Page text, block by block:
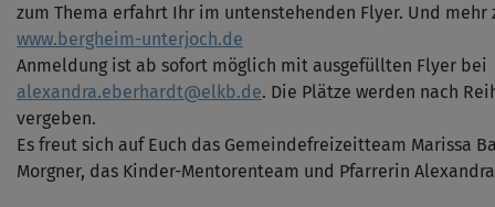
zum Thema erfahrt Ihr im untenstehenden Flyer. Und mehr
www.bergheim-unterjoch.de
Anmeldung ist ab sofort möglich mit ausgefüllten Flyer bei
alexandra.eberhardt@elkb.de. Die Plätze werden nach
vergeben.
Es freut sich auf Euch das Gemeindefreizeitteam Marissa
Morgner, das Kinder-Mentorenteam und Pfarrerin